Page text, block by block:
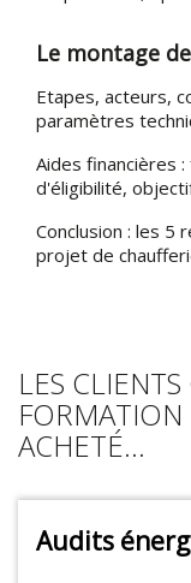
Le montage
Etapes, acteurs,
paramètres
Aides financières
d'éligibilité,
Conclusion : les 5
projet de
LES
ACHETÉ...
Audits